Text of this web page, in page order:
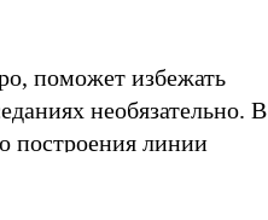
поможет избежать
необязательно. В
построения линии